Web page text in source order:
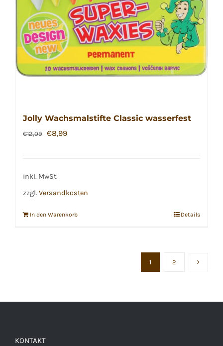
Jolly Wachsmalstifte Classic wasserfest
€12,09 Ursprünglicher
€12,09
€8,99Aktueller
inkl. MwSt.
zzgl. Versandkosten
In den Warenkorb Details
1 2
KONTAKT